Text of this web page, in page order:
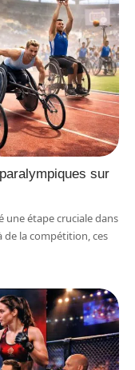
sur
une étape cruciale dans
de la compétition, ces